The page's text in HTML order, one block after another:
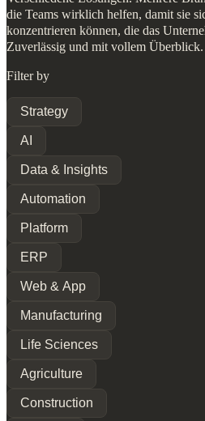
die Teams wirklich helfen, damit sie
konzentrieren können, die das
Zuverlässig und mit vollem Überblick.
Filter by
Strategy
AI
Data & Insights
Automation
Platform
ERP
Web & App
Manufacturing
Life Sciences
Agriculture
Construction